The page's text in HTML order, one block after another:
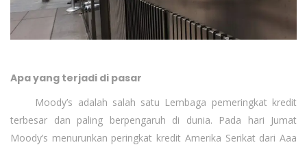
Apa yang terjadi di pasar
Moody’s adalah salah satu Lembaga pemeringkat kredit
terbesar dan paling berpengaruh di dunia. Pada hari Jumat
Moody’s menurunkan peringkat kredit Amerika Serikat dari Aaa